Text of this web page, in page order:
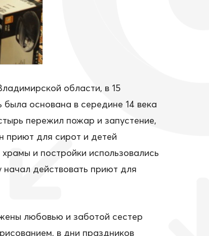
области, в 15
основана в середине 14 века
пережил пожар и запустение,
приют для сирот и детей
и постройки использовались
начал действовать приют для
любовью и заботой сестер
в дни праздников